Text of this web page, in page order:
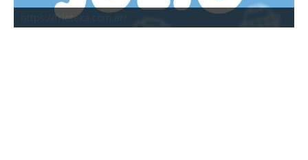
https://frioteka.com.ar/